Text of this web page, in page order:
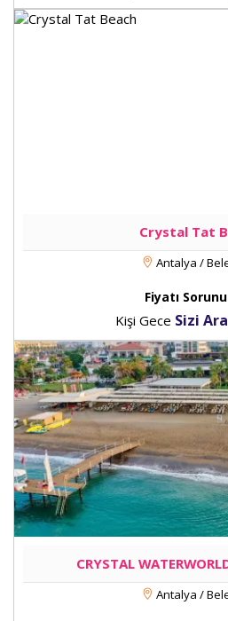
Crystal Tat
Antalya /
Fiyatı
Kişi Gece Sizi
CRYSTAL
Antalya /